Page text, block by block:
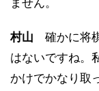
ません。
村山 確かに将
はないですね。
かけでかなり取